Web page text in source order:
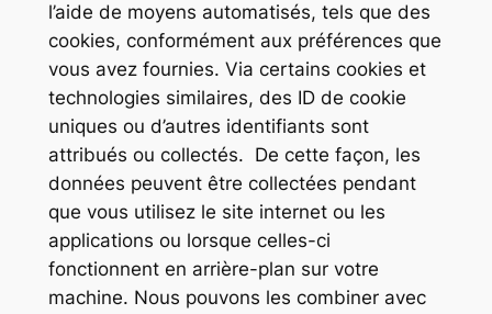
l’aide de moyens automatisés, tels que des
cookies, conformément aux préférences que
vous avez fournies. Via certains cookies et
technologies similaires, des ID de cookie
uniques ou d’autres identifiants sont
attribués ou collectés. De cette façon, les
données peuvent être collectées pendant
que vous utilisez le site internet ou les
applications ou lorsque celles-ci
fonctionnent en arrière-plan sur votre
machine. Nous pouvons les combiner avec